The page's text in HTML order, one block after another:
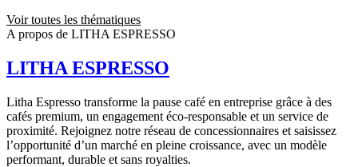
Voir toutes les thématiques
A propos de LITHA ESPRESSO
LITHA ESPRESSO
Litha Espresso transforme la pause café en entreprise grâce à des
cafés premium, un engagement éco-responsable et un service de
proximité. Rejoignez notre réseau de concessionnaires et saisissez
l’opportunité d’un marché en pleine croissance, avec un modèle
performant, durable et sans royalties.